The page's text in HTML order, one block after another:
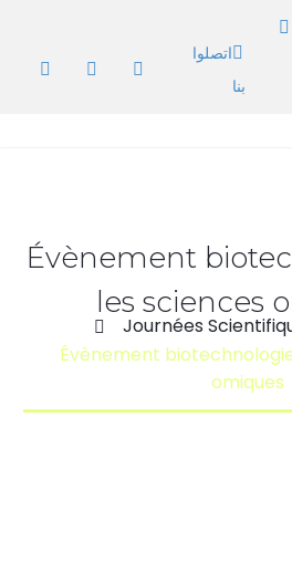
اتصلوا
بنا
Évènement
les sciences
Journées
Évènement
omiques